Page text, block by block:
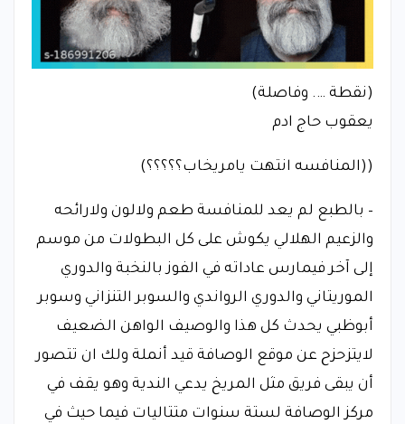
(نقطة …. وفاصلة)
يعقوب حاج ادم
((المنافسه انتهت يامريخاب؟؟؟؟؟)
– بالطبع لم يعد للمنافسة طعم ولالون ولارائحه
والزعيم الهلالي يكوش على كل البطولات من موسم
إلى آخر فيمارس عاداته في الفوز بالنخبة والدوري
الموريتاني والدوري الرواندي والسوبر التنزاني وسوبر
أبوظبي يحدث كل هذا والوصيف الواهن الضعيف
لايتزحزح عن موقع الوصافة قيد أنملة ولك ان تتصور
أن يبقى فريق مثل المريخ يدعي الندية وهو يقف في
مركز الوصافة لستة سنوات متتاليات فيما حيث في